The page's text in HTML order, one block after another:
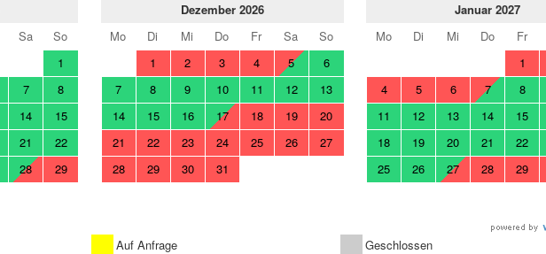
Sa
So
1
7
8
14
15
21
22
28
29
Dezember 2026
Mo
Di Mi Do Fr Sa
So
1
2 3 4 5
6
7
8 9 10 11 12
13
14
15 16 17 18 19
20
21
22 23 24 25 26
27
28
29 30 31
Januar 2027
Mo
Di Mi Do Fr
1
4
5 6 7 8
11
12 13 14 15
18
19 20 21 22
25
26 27 28 29
Auf Anfrage Geschlossen